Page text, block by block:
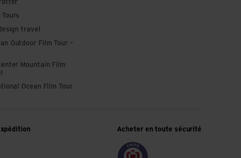
Tours
travel
Outdoor Film Tour –
Mountain Film
Ocean Film Tour
Acheter en toute sécurité